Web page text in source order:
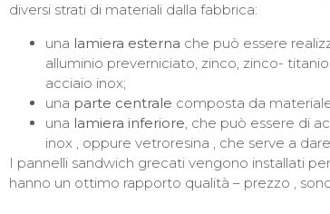
diversi strati di materiali dalla fabbrica:
una lamiera esterna che può essere
alluminio preverniciato, zinco, zinco-
acciaio inox;
una parte centrale composta da
una lamiera inferiore , che può essere di
inox , oppure vetroresina , che serve a
I pannelli sandwich grecati vengono installati
hanno un ottimo rapporto qualità – prezzo ,